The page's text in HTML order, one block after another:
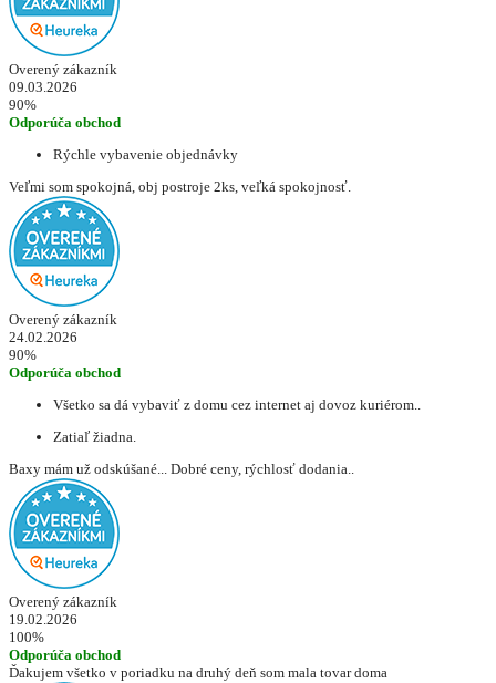
Overený zákazník
09.03.2026
90%
Odporúča obchod
Rýchle vybavenie objednávky
Veľmi som spokojná, obj postroje 2ks, veľká spokojnosť.
Overený zákazník
24.02.2026
90%
Odporúča obchod
Všetko sa dá vybaviť z domu cez internet aj dovoz kuriérom..
Zatiaľ žiadna.
Baxy mám už odskúšané... Dobré ceny, rýchlosť dodania..
Overený zákazník
19.02.2026
100%
Odporúča obchod
Ďakujem všetko v poriadku na druhý deň som mala tovar doma